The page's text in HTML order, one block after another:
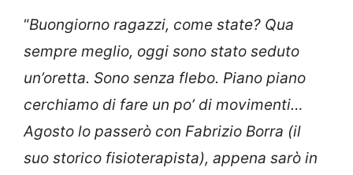
“Buongiorno ragazzi, come state? Qua
sempre meglio, oggi sono stato seduto
un’oretta. Sono senza flebo. Piano piano
cerchiamo di fare un po’ di movimenti…
Agosto lo passerò con Fabrizio Borra (il
suo storico fisioterapista), appena sarò in